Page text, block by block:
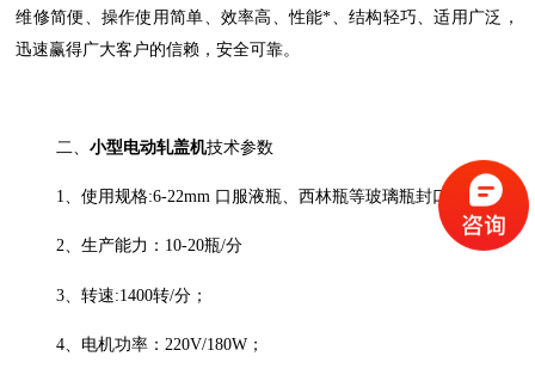
维修简便、操作使用简单、效率高、性能*、结构轻巧、适用广泛，
迅速赢得广大客户的信赖，安全可靠。
二、 小型电动轧盖机技术参数
1、使用规格:6-22mm 口服液瓶、西林瓶等玻璃瓶封口；
2、生产能力：10-20瓶/分
3、转速:1400转/分；
4、电机功率：220V/180W；